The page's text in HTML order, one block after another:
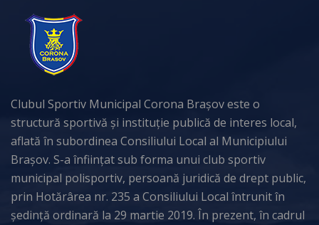
Clubul Sportiv Municipal Corona Brașov este o
structură sportivă și instituție publică de interes local,
aflată în subordinea Consiliului Local al Municipiului
Brașov. S-a înființat sub forma unui club sportiv
municipal polisportiv, persoană juridică de drept public,
prin Hotărârea nr. 235 a Consiliului Local întrunit în
ședință ordinară la 29 martie 2019. În prezent, în cadrul